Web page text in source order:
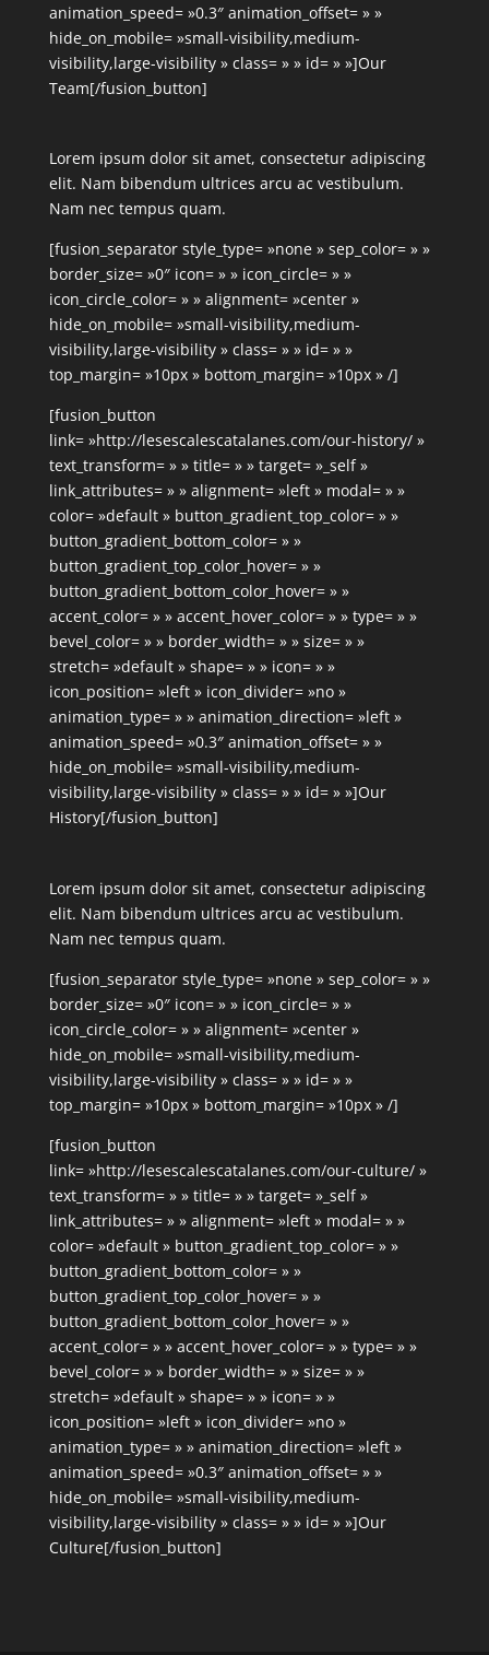
animation_speed= »0.3″ animation_offset= » »
hide_on_mobile= »small-visibility,medium-
visibility,large-visibility » class= » » id= » »]Our
Team[/fusion_button]
Lorem ipsum dolor sit amet, consectetur adipiscing
elit. Nam bibendum ultrices arcu ac vestibulum.
Nam nec tempus quam.
[fusion_separator style_type= »none » sep_color= » »
border_size= »0″ icon= » » icon_circle= » »
icon_circle_color= » » alignment= »center »
hide_on_mobile= »small-visibility,medium-
visibility,large-visibility » class= » » id= » »
top_margin= »10px » bottom_margin= »10px » /]
[fusion_button
link= »http://lesescalescatalanes.com/our-history/ »
text_transform= » » title= » » target= »_self »
link_attributes= » » alignment= »left » modal= » »
color= »default » button_gradient_top_color= » »
button_gradient_bottom_color= » »
button_gradient_top_color_hover= » »
button_gradient_bottom_color_hover= » »
accent_color= » » accent_hover_color= » » type= » »
bevel_color= » » border_width= » » size= » »
stretch= »default » shape= » » icon= » »
icon_position= »left » icon_divider= »no »
animation_type= » » animation_direction= »left »
animation_speed= »0.3″ animation_offset= » »
hide_on_mobile= »small-visibility,medium-
visibility,large-visibility » class= » » id= » »]Our
History[/fusion_button]
Lorem ipsum dolor sit amet, consectetur adipiscing
elit. Nam bibendum ultrices arcu ac vestibulum.
Nam nec tempus quam.
[fusion_separator style_type= »none » sep_color= » »
border_size= »0″ icon= » » icon_circle= » »
icon_circle_color= » » alignment= »center »
hide_on_mobile= »small-visibility,medium-
visibility,large-visibility » class= » » id= » »
top_margin= »10px » bottom_margin= »10px » /]
[fusion_button
link= »http://lesescalescatalanes.com/our-culture/ »
text_transform= » » title= » » target= »_self »
link_attributes= » » alignment= »left » modal= » »
color= »default » button_gradient_top_color= » »
button_gradient_bottom_color= » »
button_gradient_top_color_hover= » »
button_gradient_bottom_color_hover= » »
accent_color= » » accent_hover_color= » » type= » »
bevel_color= » » border_width= » » size= » »
stretch= »default » shape= » » icon= » »
icon_position= »left » icon_divider= »no »
animation_type= » » animation_direction= »left »
animation_speed= »0.3″ animation_offset= » »
hide_on_mobile= »small-visibility,medium-
visibility,large-visibility » class= » » id= » »]Our
Culture[/fusion_button]